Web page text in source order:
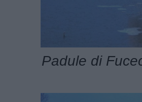
Padule di